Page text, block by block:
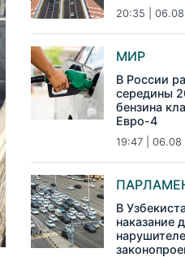
20:35 | 06.08
МИР
В России
середины
бензина
Евро-4
19:47 | 06.08
В
наказание